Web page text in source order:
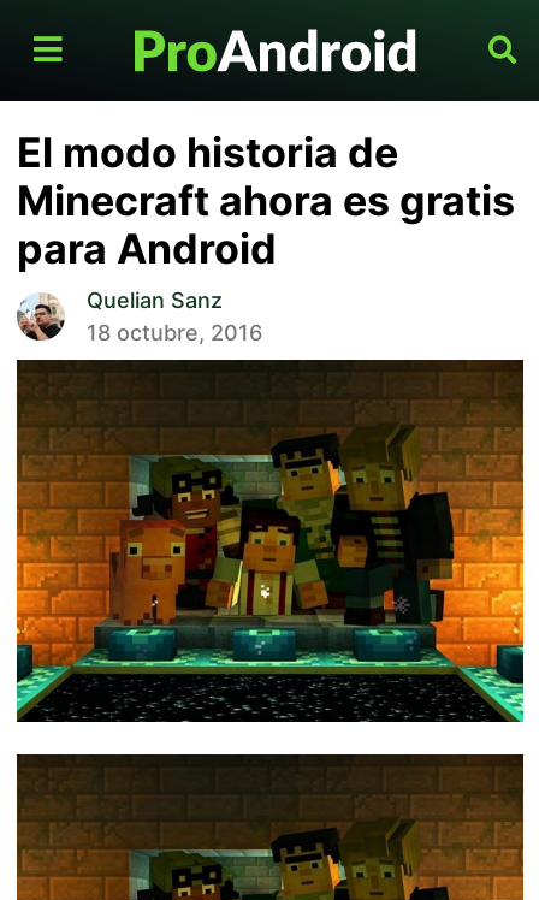
El modo historia de
Minecraft ahora es gratis
para Android
Quelian Sanz
18 octubre, 2016